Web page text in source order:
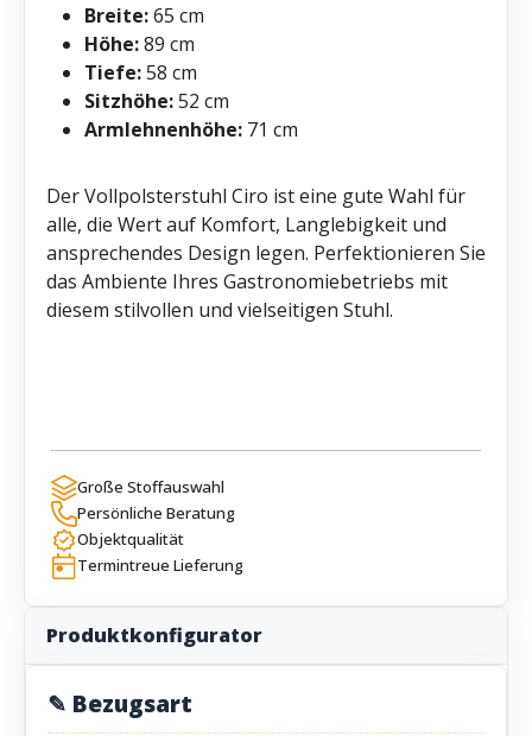
Breite:65 cm
Höhe:89 cm
Tiefe:58 cm
Sitzhöhe:52 cm
Armlehnenhöhe: 71 cm
Der Vollpolsterstuhl Ciro ist eine gute Wahl für
alle, die Wert auf Komfort, Langlebigkeit und
ansprechendes Design legen. Perfektionieren Sie
das Ambiente Ihres Gastronomiebetriebs mit
diesem stilvollen und vielseitigen Stuhl.
Große Stoffauswahl
Persönliche Beratung
Objektqualität
Termintreue Lieferung
Produktkonfigurator
✎ Bezugsart